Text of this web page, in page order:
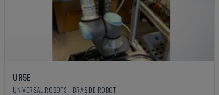
UR5E
UNIVERSAL ROBOTS - BRAS DE ROBOT